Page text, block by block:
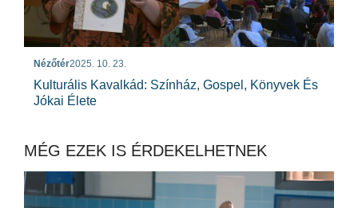
Nézőtér2025. 10. 23.
Kulturális Kavalkád: Színház, Gospel, Könyvek És
Jókai Élete
MÉG EZEK IS ÉRDEKELHETNEK